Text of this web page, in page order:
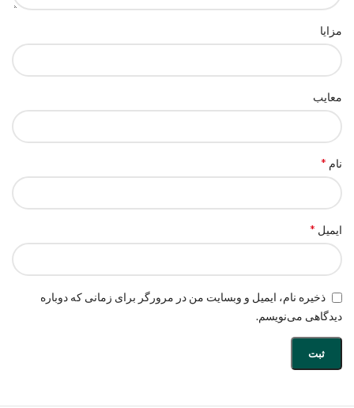
مزایا
معایب
نام *
ایمیل *
ذخیره نام، ایمیل و وبسایت من در مرورگر برای زمانی که دوباره
دیدگاهی می‌نویسم.